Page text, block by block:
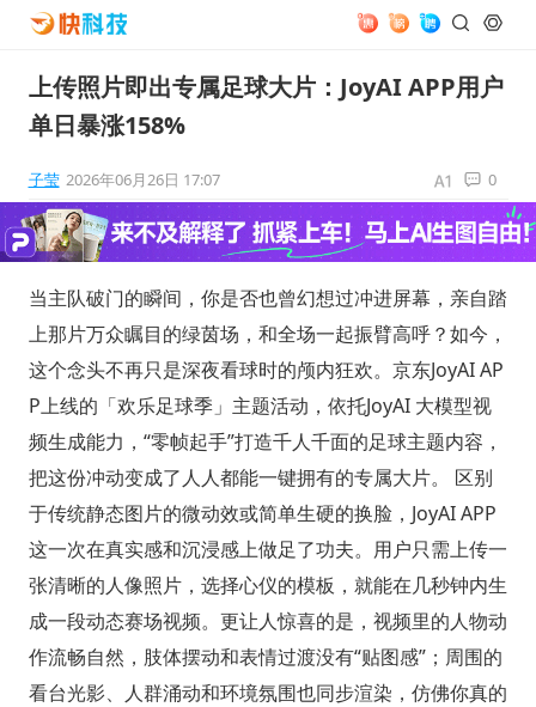
上传照片即出专属足球大片：JoyAI APP用户
单日暴涨158%
子莹 2026年06月26日 17:07 0
当主队破门的瞬间，你是否也曾幻想过冲进屏幕，亲自踏
上那片万众瞩目的绿茵场，和全场一起振臂高呼？如今，
这个念头不再只是深夜看球时的颅内狂欢。京东JoyAI AP
P上线的「欢乐足球季」主题活动，依托JoyAI 大模型视
频生成能力，“零帧起手”打造千人千面的足球主题内容，
把这份冲动变成了人人都能一键拥有的专属大片。 区别
于传统静态图片的微动效或简单生硬的换脸，JoyAI APP
这一次在真实感和沉浸感上做足了功夫。用户只需上传一
张清晰的人像照片，选择心仪的模板，就能在几秒钟内生
成一段动态赛场视频。更让人惊喜的是，视频里的人物动
作流畅自然，肢体摆动和表情过渡没有“贴图感”；周围的
看台光影、人群涌动和环境氛围也同步渲染，仿佛你真的